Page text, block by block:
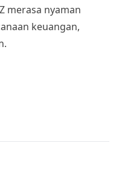
merasa nyaman
keuangan,